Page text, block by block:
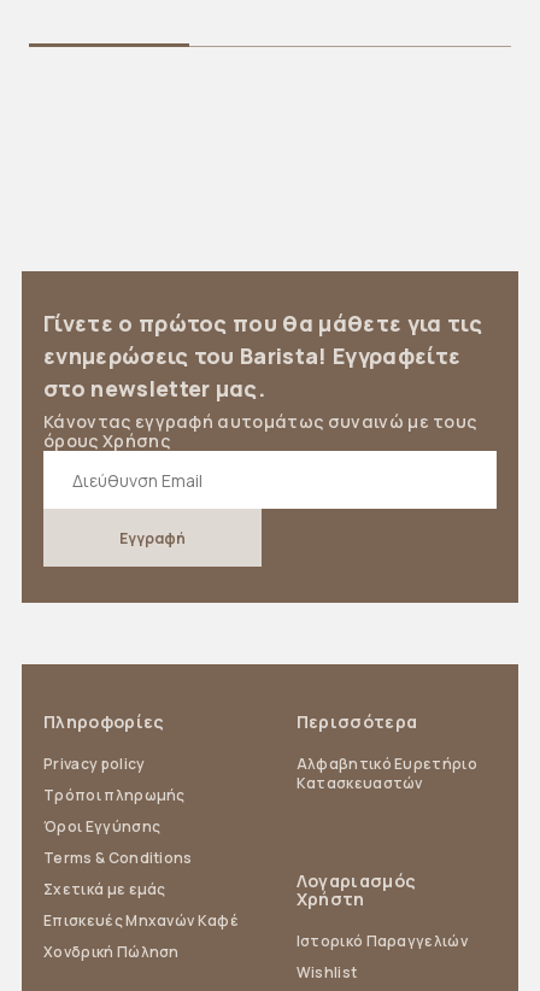
Γίνετε ο πρώτος που θα μάθετε για τις
ενημερώσεις του Barista! Εγγραφείτε
στο newsletter μας.
Κάνοντας εγγραφή αυτομάτως συναινώ με τους
όρους Χρήσης
Πληροφορίες
Privacy policy
Τρόποι πληρωμής
Όροι Εγγύησης
Terms & Conditions
Σχετικά με εμάς
Επισκευές Μηχανών Καφέ
Χονδρική Πώληση
Περισσότερα
Αλφαβητικό Ευρετήριο
Κατασκευαστών
Λογαριασμός
Χρήστη
Ιστορικό Παραγγελιών
Wishlist